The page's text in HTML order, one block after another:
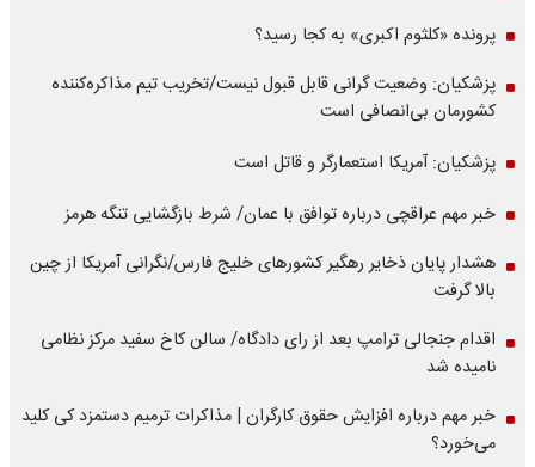
پرونده «کلثوم اکبری» به کجا رسید؟
پزشکیان: وضعیت گرانی قابل قبول نیست/تخریب تیم مذاکره‌کننده
کشورمان بی‌انصافی است
پزشکیان: آمریکا استعمارگر و قاتل است
خبر مهم عراقچی درباره توافق با عمان/ شرط بازگشایی تنگه هرمز
هشدار پایان ذخایر رهگیر کشورهای خلیج فارس/نگرانی آمریکا از چین
بالا گرفت
اقدام جنجالی ترامپ بعد از رای دادگاه/ سالن کاخ سفید مرکز نظامی
نامیده شد
خبر مهم درباره افزایش حقوق کارگران | مذاکرات ترمیم دستمزد کی کلید
می‌خورد؟